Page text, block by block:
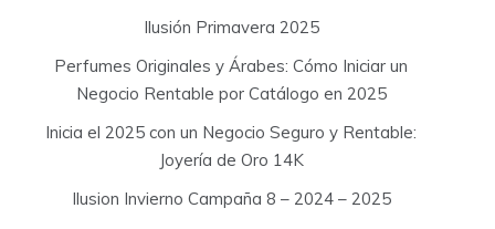
Ilusión Primavera 2025
Perfumes Originales y Árabes: Cómo Iniciar un
Negocio Rentable por Catálogo en 2025
Inicia el 2025 con un Negocio Seguro y Rentable:
Joyería de Oro 14K
Ilusion Invierno Campaña 8 – 2024 – 2025